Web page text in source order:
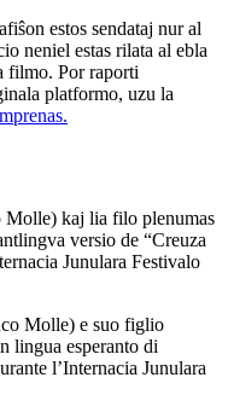
estos sendataj nur al
neniel estas rilata al ebla
filmo. Por raporti
platformo, uzu la
Molle) kaj lia filo plenumas
versio de “Creuza
Junulara Festivalo
Molle) e suo figlio
lingua esperanto di
l’Internacia Junulara